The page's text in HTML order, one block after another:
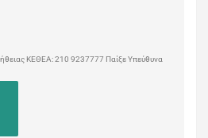
ΚΕΘΕΑ: 210 9237777 Παίξε Υπεύθυνα